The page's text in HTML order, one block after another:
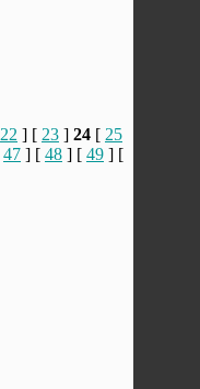
22 ] [ 23 ] 24 [ 25
47 ] [ 48 ] [ 49 ] [